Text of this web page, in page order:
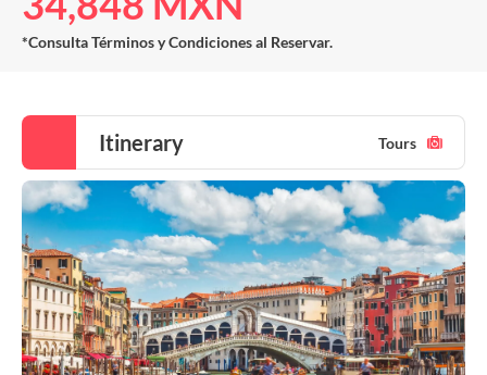
*Consulta Términos y Condiciones al Reservar.
Itinerary Tours